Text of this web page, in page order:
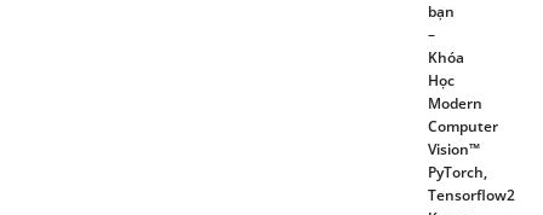
bạn
–
Khóa
Học
Modern
Computer
Vision™
PyTorch,
Tensorflow2